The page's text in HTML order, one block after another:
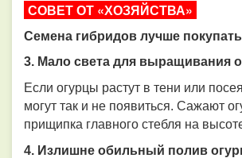
СОВЕТ ОТ «ХОЗЯЙСТВА»
Семена гибридов лучше
3. Мало света для выращивания
Если огурцы растут в тени или
могут так и не появиться. Сажают
прищипка главного стебля на
4. Излишне обильный полив